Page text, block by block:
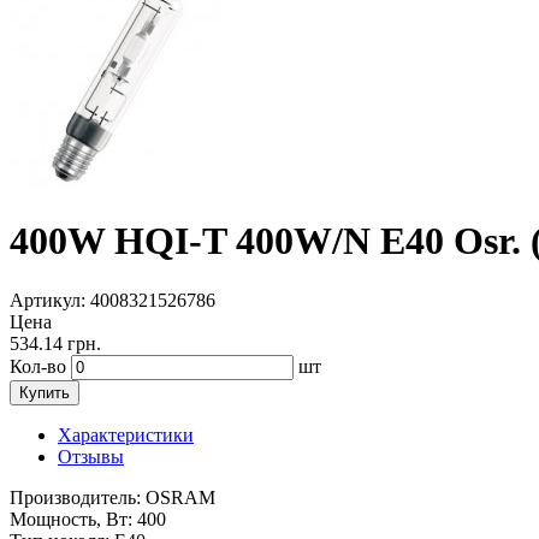
400W HQI-T 400W/N E40 Osr.
Артикул: 4008321526786
Цена
534.14 грн.
Кол-во
шт
Купить
Характеристики
Отзывы
Производитель: OSRAM
Мощность, Вт: 400